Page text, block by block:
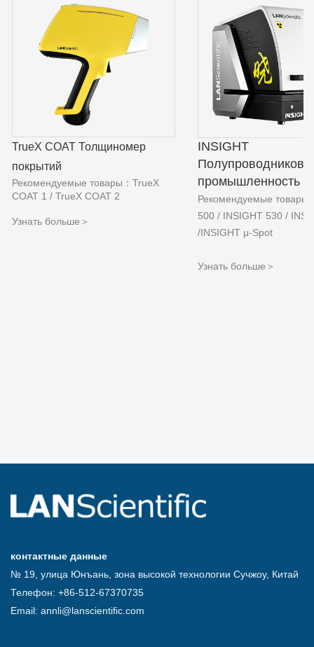
TrueX COAT Толщиномер
покрытий
Рекомендуемые товары：TrueX
COAT 1 / TrueX COAT 2
Узнать больше＞
INSIGHT
промышленность
Рекомендуемые товары
500 / INSIGHT 530 /
/INSIGHT μ-Spot
Узнать больше＞
контактные данные
№ 19, улица Юнъань, зона высокой технологии Сучжоу, Китай
Телефон: +86-512-67370735
Email: annli@lanscientific.com